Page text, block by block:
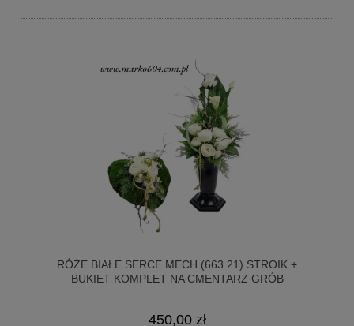
RÓŻE BIAŁE SERCE MECH (663.21) STROIK +
BUKIET KOMPLET NA CMENTARZ GRÓB
450,00 zł